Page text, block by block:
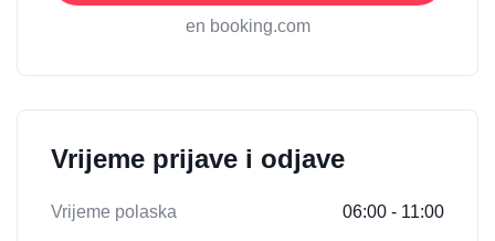
en booking.com
Vrijeme prijave i odjave
Vrijeme polaska 06:00 - 11:00